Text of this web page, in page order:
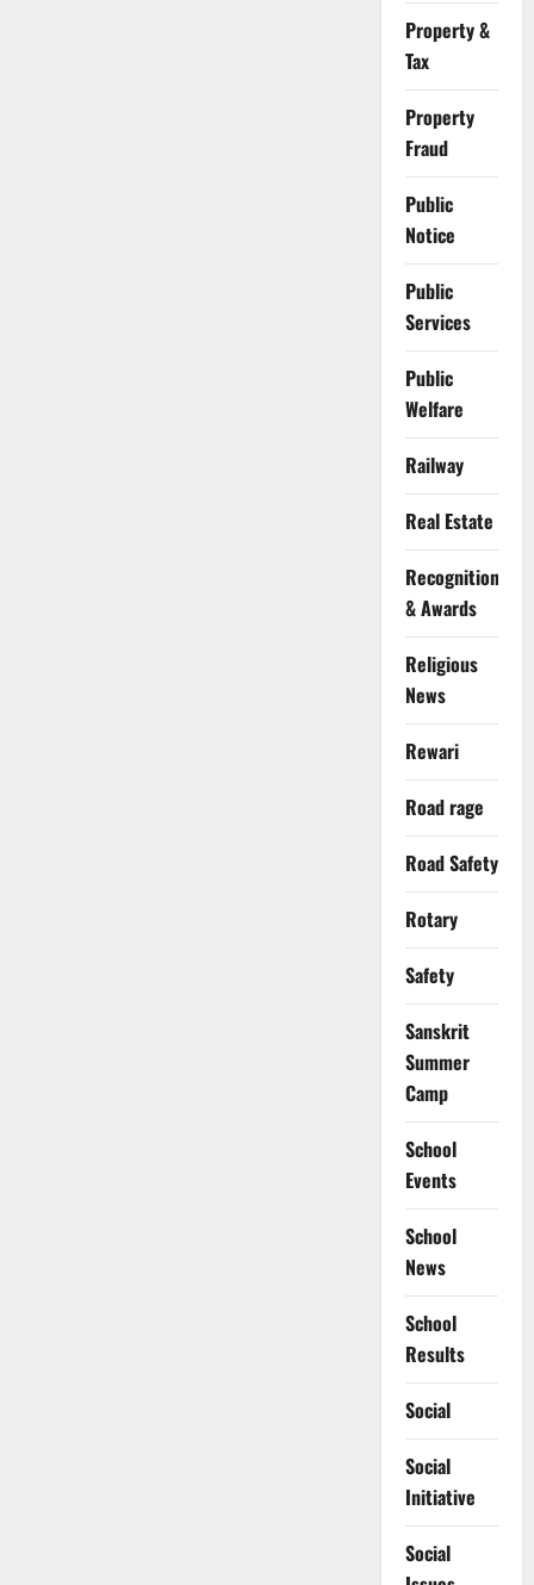
Property &
Tax
Property
Fraud
Public
Notice
Public
Services
Public
Welfare
Railway
Real Estate
Recognition
& Awards
Religious
News
Rewari
Road rage
Road Safety
Rotary
Safety
Sanskrit
Summer
Camp
School
Events
School
News
School
Results
Social
Social
Initiative
Social